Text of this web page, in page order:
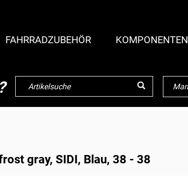
FAHRRADZUBEHÖR KOMPONENTEN
gray, SIDI, Blau, 38 - 38